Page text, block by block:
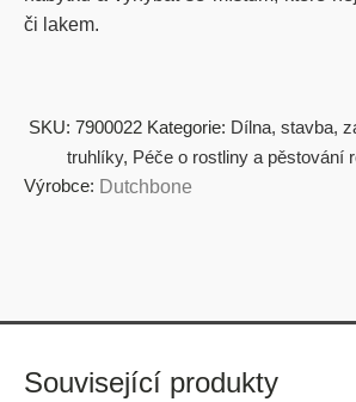
či lakem.
SKU: 7900022 Kategorie: Dílna, stavba,
truhlíky, Péče o rostliny a pěstování
Výrobce: Dutchbone
Související produkty